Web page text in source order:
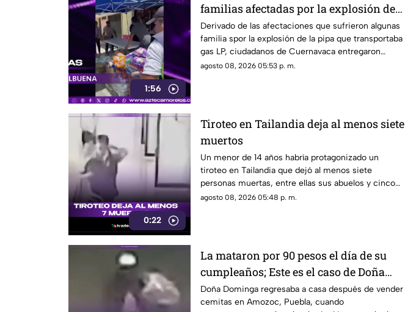
1:56
familias afectadas por la explosión de
pipa en Cuernavaca
Derivado de las afectaciones que sufrieron algunas
familia spor la explosión de la pipa que transportaba
gas LP, ciudadanos de Cuernavaca entregaron
víveres en la zona.
agosto 08, 2026 05:53 p. m.
0:22
Tiroteo en Tailandia deja al menos siete
muertos
Un menor de 14 años habría protagonizado un
tiroteo en Tailandia que dejó al menos siete
personas muertas, entre ellas sus abuelos y cinco
personas en una escuela.
agosto 08, 2026 05:48 p. m.
La mataron por 90 pesos el día de su
cumpleaños; Este es el caso de Doña
Dominga
Doña Dominga regresaba a casa después de vender
cemitas en Amozoc, Puebla, cuando